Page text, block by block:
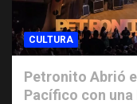
CULTURA
Petronito Abrió
Pacífico con